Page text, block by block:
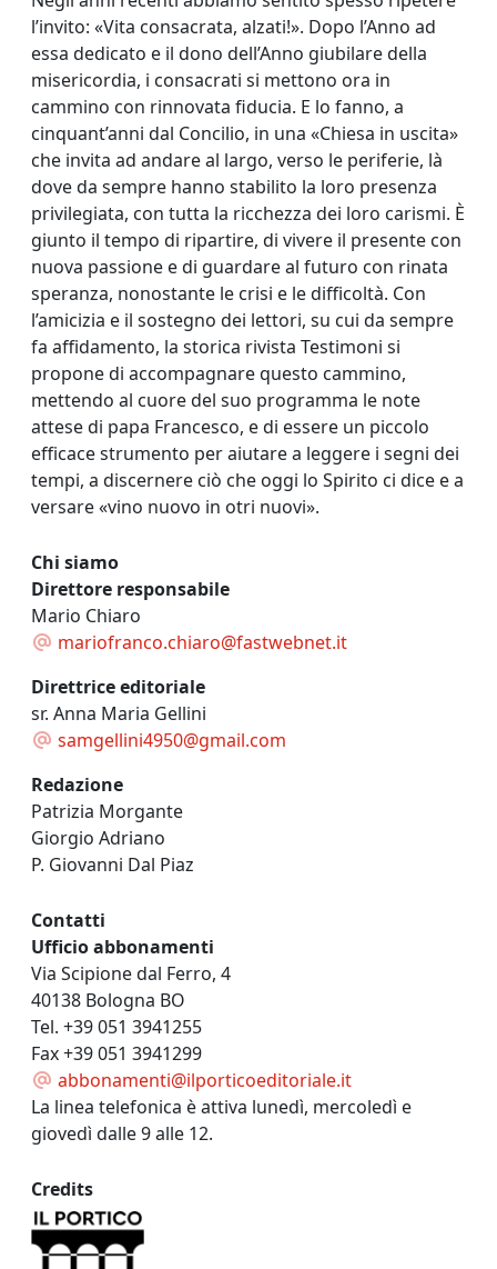
l’invito: «Vita consacrata, alzati!». Dopo l’Anno ad
essa dedicato e il dono dell’Anno giubilare della
misericordia, i consacrati si mettono ora in
cammino con rinnovata fiducia. E lo fanno, a
cinquant’anni dal Concilio, in una «Chiesa in uscita»
che invita ad andare al largo, verso le periferie, là
dove da sempre hanno stabilito la loro presenza
privilegiata, con tutta la ricchezza dei loro carismi. È
giunto il tempo di ripartire, di vivere il presente con
nuova passione e di guardare al futuro con rinata
speranza, nonostante le crisi e le difficoltà. Con
l’amicizia e il sostegno dei lettori, su cui da sempre
fa affidamento, la storica rivista Testimoni si
propone di accompagnare questo cammino,
mettendo al cuore del suo programma le note
attese di papa Francesco, e di essere un piccolo
efficace strumento per aiutare a leggere i segni dei
tempi, a discernere ciò che oggi lo Spirito ci dice e a
versare «vino nuovo in otri nuovi».
Chi siamo
Direttore responsabile
Mario Chiaro
mariofranco.chiaro@fastwebnet.it
Direttrice editoriale
sr. Anna Maria Gellini
samgellini4950@gmail.com
Redazione
Patrizia Morgante
Giorgio Adriano
P. Giovanni Dal Piaz
Contatti
Ufficio abbonamenti
Via Scipione dal Ferro, 4
40138 Bologna BO
Tel. +39 051 3941255
Fax +39 051 3941299
abbonamenti@ilporticoeditoriale.it
La linea telefonica è attiva lunedì, mercoledì e
giovedì dalle 9 alle 12.
Credits